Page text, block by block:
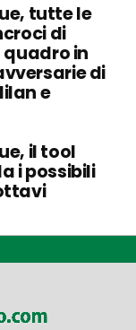
tutte le
di
in
di
e
il tool
i possibili